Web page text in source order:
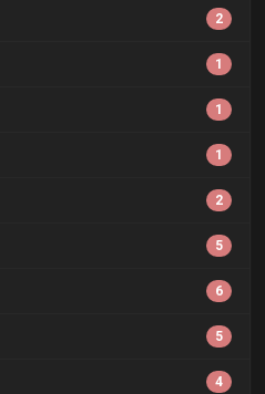
2
1
1
1
2
5
6
5
4